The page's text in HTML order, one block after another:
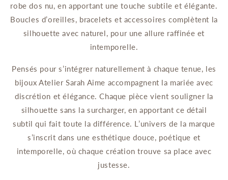
robe dos nu, en apportant une touche subtile et élégante.
Boucles d’oreilles, bracelets et accessoires complètent la
silhouette avec naturel, pour une allure raffinée et
intemporelle.
Pensés pour s’intégrer naturellement à chaque tenue, les
bijoux Atelier Sarah Aime accompagnent la mariée avec
discrétion et élégance. Chaque pièce vient souligner la
silhouette sans la surcharger, en apportant ce détail
subtil qui fait toute la différence. L’univers de la marque
s’inscrit dans une esthétique douce, poétique et
intemporelle, où chaque création trouve sa place avec
justesse.